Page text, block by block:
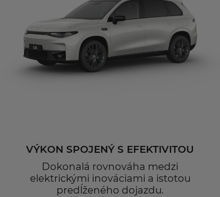
VÝKON SPOJENÝ S EFEKTIVITOU
Dokonalá rovnováha medzi
elektrickými inováciami a istotou
predĺženého dojazdu.